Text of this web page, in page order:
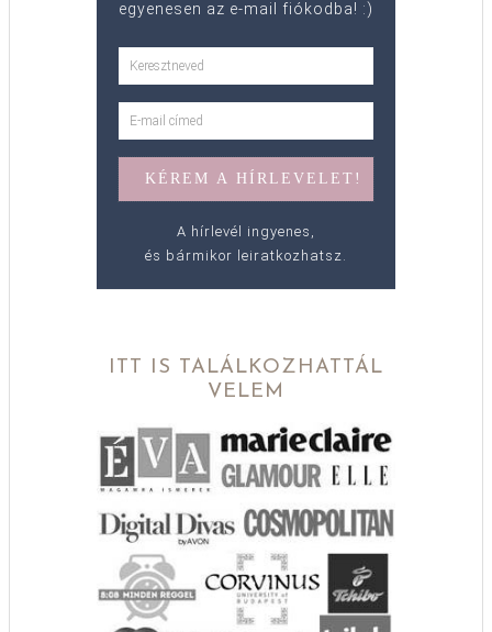
egyenesen az e-mail fiókodba! :)
A hírlevél ingyenes,
és bármikor leiratkozhatsz.
ITT IS TALÁLKOZHATTÁL
VELEM